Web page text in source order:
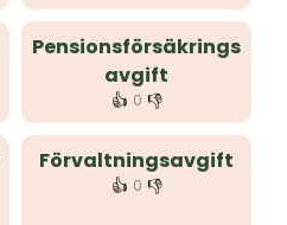
Pensionsförsäkrings
avgift
👍 0 👎
Förvaltningsavgift
👍 0 👎